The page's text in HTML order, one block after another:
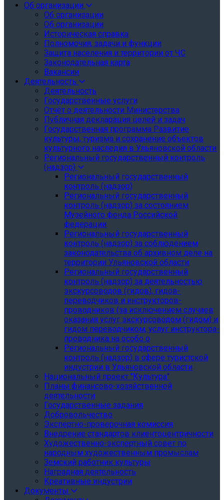
Об организации
Об организации
Об организации
Историческая справка
Полномочия, задачи и функции
Защита населения и территории от ЧС
Законодательная карта
Вакансии
Деятельность
Деятельность
Государственные услуги
Отчёт о деятельности Министерства
Публичная декларация целей и задач
Государственная программа Развитие
культуры, туризма и сохранение объектов
культурного наследия в Ульяновской области
Региональный государственный контроль
(надзор)
Региональный государственный
контроль (надзор)
Региональный государственный
контроль (надзор) за состоянием
Музейного фонда Российской
федерации
Региональный государственный
контроль (надзор) за соблюдением
законодательства об архивном деле на
территории Ульяновской области
Региональный государственный
контроль (надзор) за деятельностью
экскурсоводов (гидов), гидов-
переводчиков и инструкторов-
проводников (за исключением случаев
оказания услуг экскурсоводом (гидом) и
гидом переводчиком, услуг инструктора-
проводника на особо о
Региональный государственный
контроль (надзор) в сфере туристской
индустрии в Ульяновской области
Национальный проект "Культура"
Планы финансово-хозяйственной
деятельности
Государственные задания
Добровольчество
Экспертно-проверочная комиссия
Внедрение стандартов клиентоцентричности
Художественно-экспертный совет по
народным художественным промыслам
Земский работник культуры
Наградная деятельность
Креативные индустрии
Документы